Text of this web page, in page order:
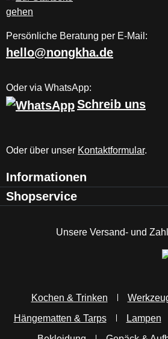
Persönliche Beratung per E-Mail:
hello@nongkha.de
Oder via WhatsApp:
Schreib uns
Oder über unser Kontaktformular.
Informationen
Shopservice
Unsere Versand- und
Kochen & Trinken
Hängematten & Tarps
Lampen